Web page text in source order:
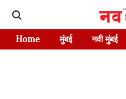
Home मुंबई नवी मुंबई